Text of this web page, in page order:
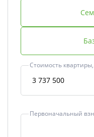
Стоимость
Первоначальный